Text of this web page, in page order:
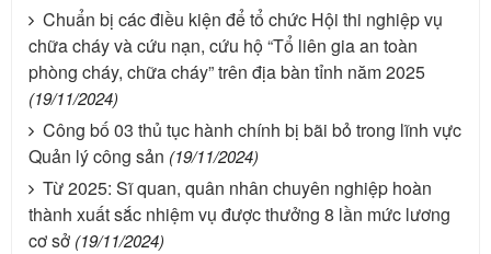
Chuẩn bị các điều kiện để tổ chức Hội thi nghiệp vụ
chữa cháy và cứu nạn, cứu hộ “Tổ liên gia an toàn
phòng cháy, chữa cháy” trên địa bàn tỉnh năm 2025
(19/11/2024)
Công bố 03 thủ tục hành chính bị bãi bỏ trong lĩnh vực
Quản lý công sản (19/11/2024)
Từ 2025: Sĩ quan, quân nhân chuyên nghiệp hoàn
thành xuất sắc nhiệm vụ được thưởng 8 lần mức lương
cơ sở (19/11/2024)